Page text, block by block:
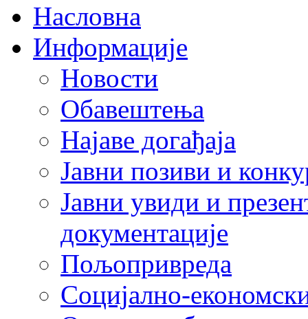
Насловна
Информације
Новости
Обавештења
Најаве догађаја
Јавни позиви и
Јавни увиди и
документације
Пољопривреда
Социјално-